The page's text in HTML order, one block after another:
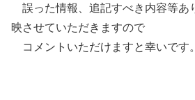
誤った情報、追記すべき内容等あ
映させていただきますので
コメントいただけますと幸いです。